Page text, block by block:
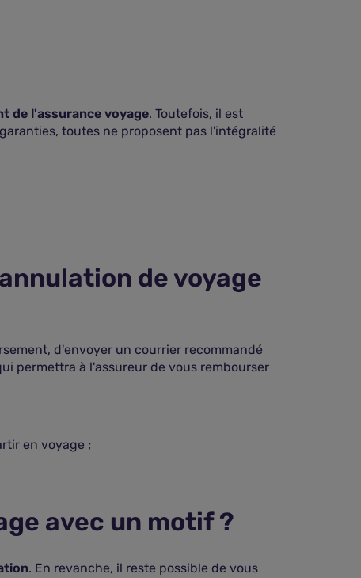
de l'assurance voyage. Toutefois, il est
toutes ne proposent pas l'intégralité
de voyage
d'envoyer un courrier recommandé
permettra à l'assureur de vous rembourser
en voyage ;
avec un motif ?
. En revanche, il reste possible de vous